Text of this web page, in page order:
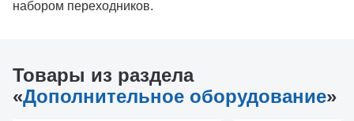
набором переходников.
Товары из раздела
«Дополнительное оборудование»